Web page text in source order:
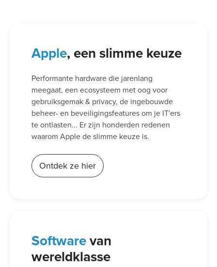
Apple, een slimme keuze
Performante hardware die jarenlang
meegaat, een ecosysteem met oog voor
gebruiksgemak & privacy, de ingebouwde
beheer- en beveiligingsfeatures om je IT'ers
te ontlasten... Er zijn honderden redenen
waarom Apple de slimme keuze is.
Ontdek ze hier
Softwarevan
wereldklasse